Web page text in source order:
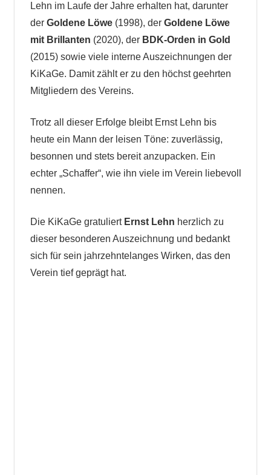
Lehn im Laufe der Jahre erhalten hat, darunter
der Goldene Löwe(1998), der Goldene Löwe
mit Brillanten (2020), der BDK-Orden in Gold
(2015) sowie viele interne Auszeichnungen der
KiKaGe. Damit zählt er zu den höchst geehrten
Mitgliedern des Vereins.
Trotz all dieser Erfolge bleibt Ernst Lehn bis
heute ein Mann der leisen Töne: zuverlässig,
besonnen und stets bereit anzupacken. Ein
echter „Schaffer“, wie ihn viele im Verein liebevoll
nennen.
Die KiKaGe gratuliert Ernst Lehn herzlich zu
dieser besonderen Auszeichnung und bedankt
sich für sein jahrzehntelanges Wirken, das den
Verein tief geprägt hat.